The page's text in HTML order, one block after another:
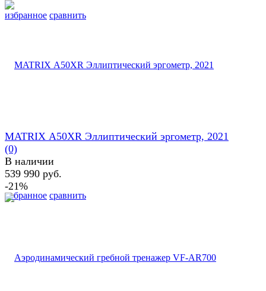
избранное сравнить
избранное сравнить
MATRIX А50XR Эллиптический эргометр, 2021
(0)
В наличии
539 990 руб.
-21%